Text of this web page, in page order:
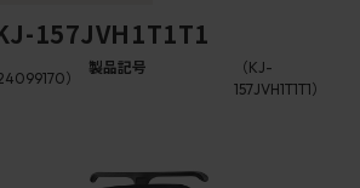
157JVH1T1T1
24099170）
製品記号
（KJ-
157JVH1T1T1）